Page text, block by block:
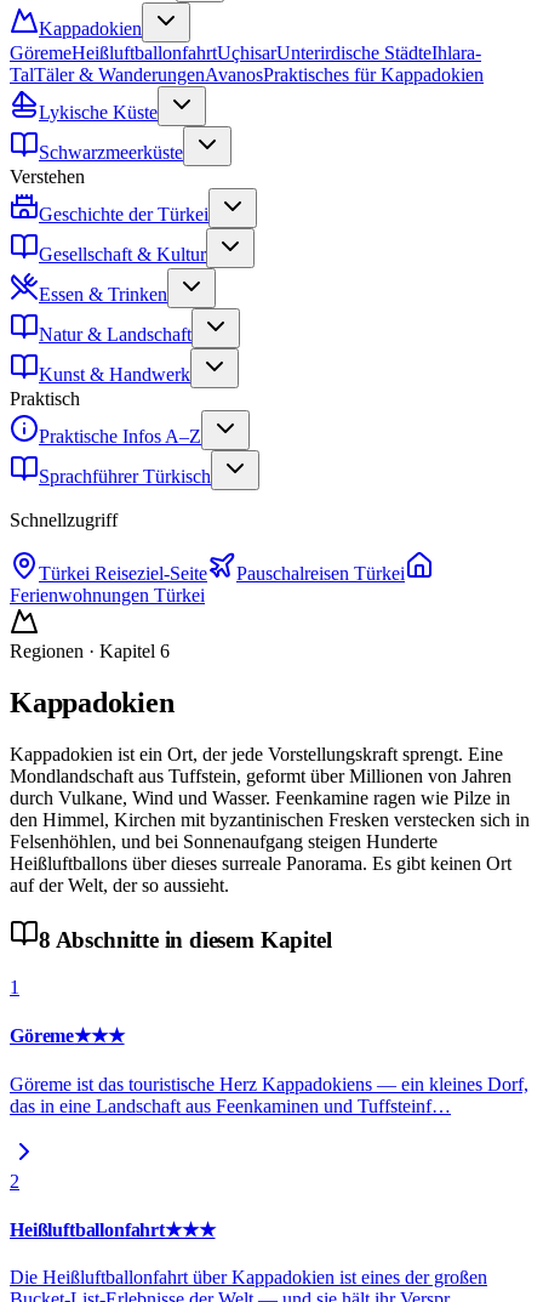
Kappadokien
GöremeHeißluftballonfahrtUçhisarUnterirdische StädteIhlara-
TalTäler & WanderungenAvanosPraktisches für Kappadokien
Lykische Küste
Schwarzmeerküste
Verstehen
Geschichte der Türkei
Gesellschaft & Kultur
Essen & Trinken
Natur & Landschaft
Kunst & Handwerk
Praktisch
Praktische Infos A–Z
Sprachführer Türkisch
Schnellzugriff
Türkei Reiseziel-Seite Pauschalreisen Türkei
Ferienwohnungen Türkei
Regionen · Kapitel 6
Kappadokien
Kappadokien ist ein Ort, der jede Vorstellungskraft sprengt. Eine
Mondlandschaft aus Tuffstein, geformt über Millionen von Jahren
durch Vulkane, Wind und Wasser. Feenkamine ragen wie Pilze in
den Himmel, Kirchen mit byzantinischen Fresken verstecken sich in
Felsenhöhlen, und bei Sonnenaufgang steigen Hunderte
Heißluftballons über dieses surreale Panorama. Es gibt keinen Ort
auf der Welt, der so aussieht.
8 Abschnittein diesem Kapitel
1
Göreme★★★
Göreme ist das touristische Herz Kappadokiens — ein kleines Dorf,
das in eine Landschaft aus Feenkaminen und Tuffsteinf…
2
Heißluftballonfahrt★★★
Die Heißluftballonfahrt über Kappadokien ist eines der großen